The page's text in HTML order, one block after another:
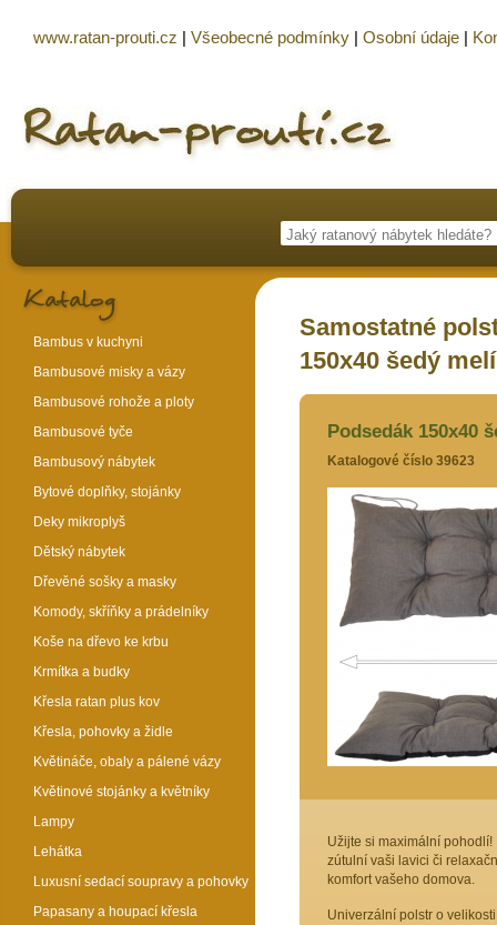
Samostatné
150x40 šedý
Podsedák 150x40
Katalogové číslo 39623
Užijte si maximální
zútulní vaši lavici či
komfort vašeho domova.
Univerzální polstr o
Bambus v kuchyni
Bambusové misky a vázy
Bambusové rohože a ploty
Bambusové tyče
Bambusový nábytek
Bytové doplňky, stojánky
Deky mikroplyš
Dětský nábytek
Dřevěné sošky a masky
Komody, skříňky a prádelníky
Koše na dřevo ke krbu
Krmítka a budky
Křesla ratan plus kov
Křesla, pohovky a židle
Květináče, obaly a pálené vázy
Květinové stojánky a květníky
Lampy
Lehátka
Luxusní sedací soupravy a pohovky
Papasany a houpací křesla
www.ratan-prouti.cz | Všeobecné podmínky | Osobní údaje |